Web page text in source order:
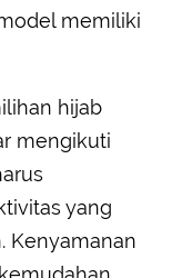
memiliki
hijab
mengikuti
yang
Kenyamanan